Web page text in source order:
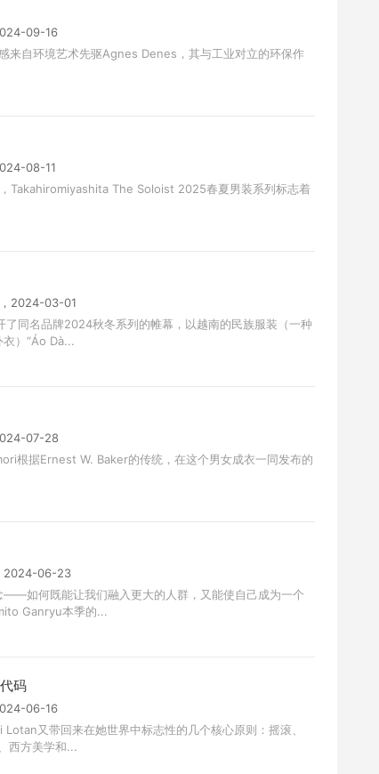
09-16
来自环境艺术先驱Agnes Denes，其与工业对立的环保作
08-11
Takahiromiyashita The Soloist 2025春夏男装系列标志着
2024-03-01
了同名品牌2024秋冬系列的帷幕，以越南的民族服装（一种
）“Áo Dà...
07-28
根据Ernest W. Baker的传统，在这个男女成衣一同发布的
2024-06-23
——如何既能让我们融入更大的人群，又能使自己成为一个
Ganryu本季的...
码
06-16
又带回来在她世界中标志性的几个核心原则：摇滚、
西方美学和...